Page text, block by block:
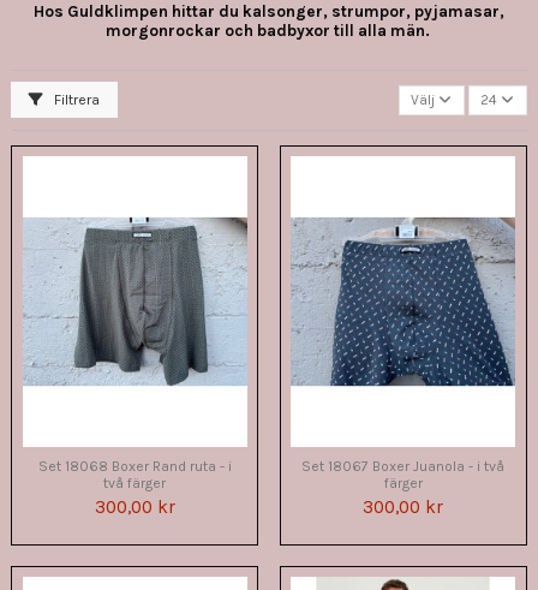
Hos Guldklimpen hittar du kalsonger, strumpor, pyjamasar,
morgonrockar och badbyxor till alla män.
Filtrera Välj 24
Set 18068 Boxer Rand ruta - i
två färger
300,00 kr
Set 18067 Boxer Juanola - i två
färger
300,00 kr